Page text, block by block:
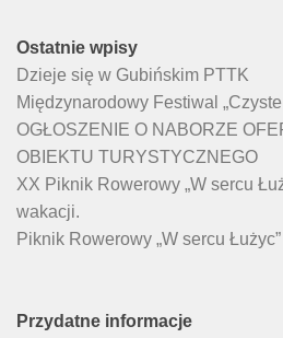
Ostatnie wpisy
Dzieje się w Gubińskim PTTK
Międzynarodowy Festiwal
OGŁOSZENIE O NABORZE
OBIEKTU TURYSTYCZNEGO
XX Piknik Rowerowy „W sercu
wakacji.
Piknik Rowerowy „W sercu
Przydatne informacje